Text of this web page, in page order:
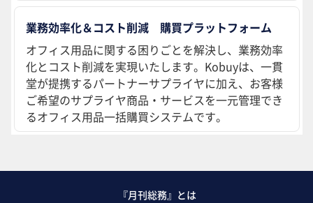
業務効率化＆コスト削減 購買プラットフォーム
オフィス用品に関する困りごとを解決し、業務効率
化とコスト削減を実現いたします。Kobuyは、一貫
堂が提携するパートナーサプライヤに加え、お客様
ご希望のサプライヤ商品・サービスを一元管理でき
るオフィス用品一括購買システムです。
『月刊総務』とは